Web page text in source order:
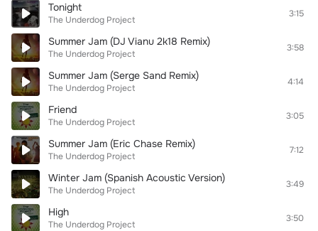
Tonight
The Underdog Project
3:15
Summer Jam (DJ Vianu 2k18 Remix)
The Underdog Project
3:58
Summer Jam (Serge Sand Remix)
The Underdog Project
4:14
Friend
The Underdog Project
3:05
Summer Jam (Eric Chase Remix)
The Underdog Project
7:12
Winter Jam (Spanish Acoustic Version)
The Underdog Project
3:49
High
The Underdog Project
3:50